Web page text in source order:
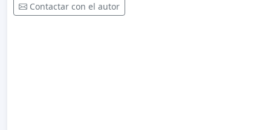
Contactar con el autor